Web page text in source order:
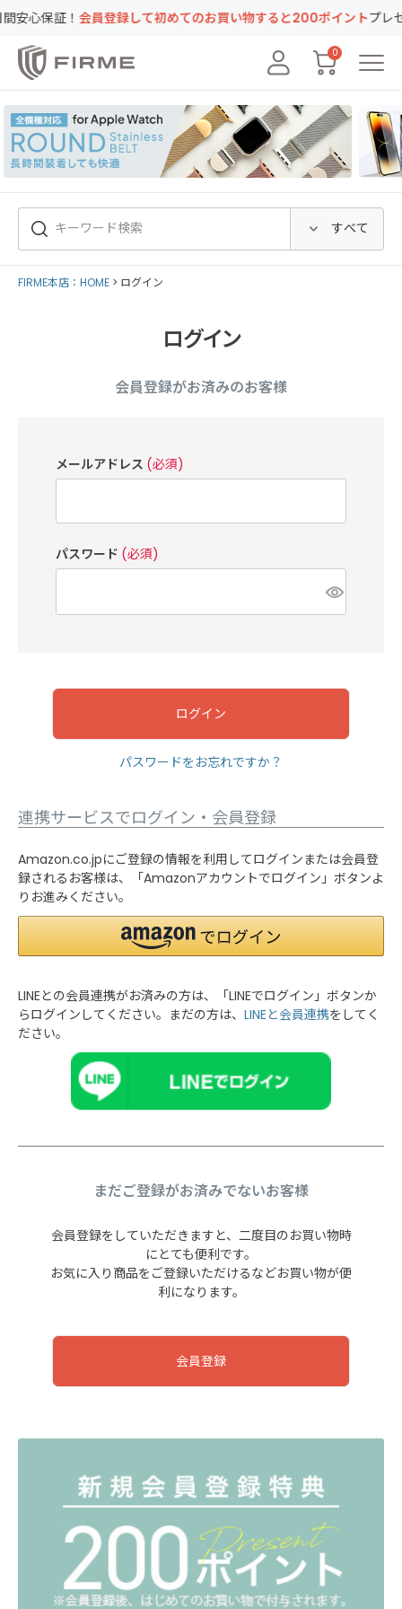
証！会員登録して初めてのお買い物すると200ポイントプレゼント
0
FIRME本店：HOME ログイン
ログイン
会員登録がお済みのお客様
メールアドレス (必須)
パスワード (必須)
ログイン
パスワードをお忘れですか？
連携サービスでログイン・会員登録
Amazon.co.jpにご登録の情報を利用してログインまたは会員登
録されるお客様は、「Amazonアカウントでログイン」ボタンよ
りお進みください。
LINEとの会員連携がお済みの方は、「LINEでログイン」ボタンか
らログインしてください。まだの方は、 LINEと会員連携をしてく
ださい。
まだご登録がお済みでないお客様
会員登録をしていただきますと、二度目のお買い物時
にとても便利です。
お気に入り商品をご登録いただけるなどお買い物が便
利になります。
会員登録